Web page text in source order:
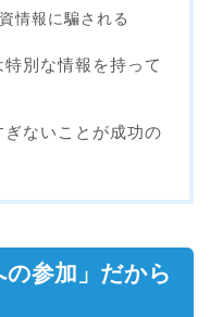
情報に騙される
別な情報を持って
ないことが成功の
参加」だから